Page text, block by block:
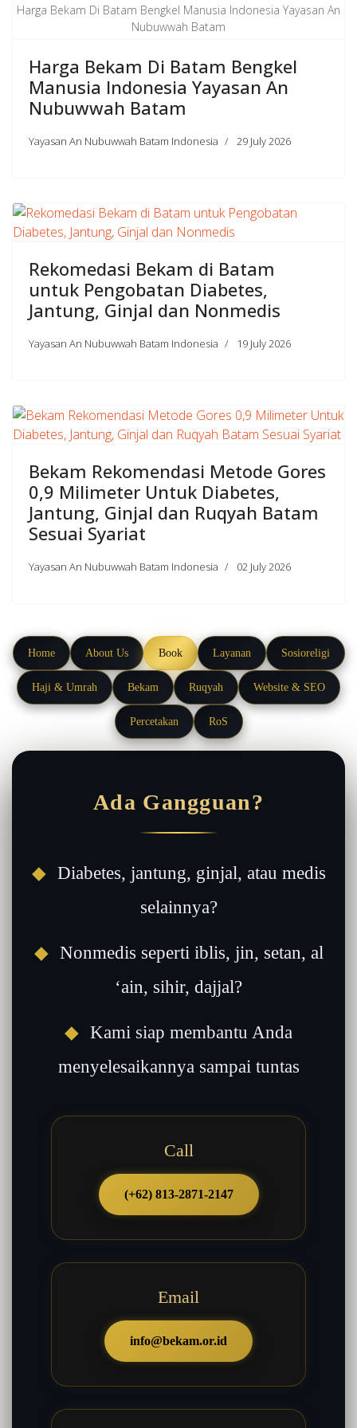
Harga Bekam Di Batam Bengkel Manusia Indonesia Yayasan An
Nubuwwah Batam
Harga Bekam Di Batam Bengkel
Manusia Indonesia Yayasan An
Nubuwwah Batam
Yayasan An Nubuwwah Batam Indonesia 29 July 2026
Rekomedasi Bekam di Batam
untuk Pengobatan Diabetes,
Jantung, Ginjal dan Nonmedis
Yayasan An Nubuwwah Batam Indonesia 19 July 2026
Bekam Rekomendasi Metode Gores
0,9 Milimeter Untuk Diabetes,
Jantung, Ginjal dan Ruqyah Batam
Sesuai Syariat
Yayasan An Nubuwwah Batam Indonesia 02 July 2026
Home About Us Book Layanan Sosioreligi
Haji & Umrah Bekam Ruqyah Website & SEO
Percetakan RoS
Ada Gangguan?
◆ Diabetes, jantung, ginjal, atau medis
selainnya?
◆ Nonmedis seperti iblis, jin, setan, al
‘ain, sihir, dajjal?
◆ Kami siap membantu Anda
menyelesaikannya sampai tuntas
Call
(+62) 813-2871-2147
Email
info@bekam.or.id